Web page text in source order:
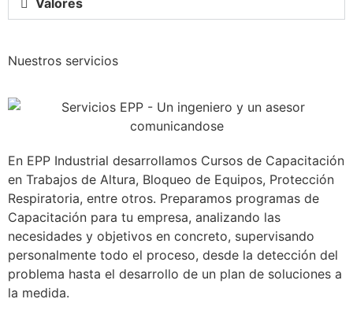
Valores
Nuestros servicios
En EPP Industrial desarrollamos Cursos de Capacitación
en Trabajos de Altura, Bloqueo de Equipos, Protección
Respiratoria, entre otros. Preparamos programas de
Capacitación para tu empresa, analizando las
necesidades y objetivos en concreto, supervisando
personalmente todo el proceso, desde la detección del
problema hasta el desarrollo de un plan de soluciones a
la medida.